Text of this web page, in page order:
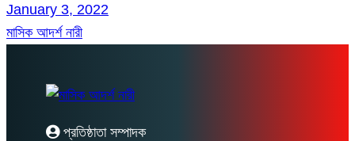
January 3, 2022
মাসিক আদর্শ নারী
প্রতিষ্ঠাতা সম্পাদক